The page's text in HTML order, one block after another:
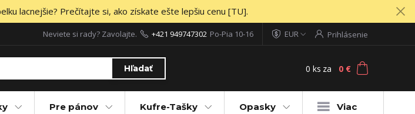
lacnejšie? Prečítajte si, ako získate ešte lepšiu cenu [TU].
EUR Prihlásenie
Hľadať
Neviete si rady? Zavolajte. +421 949747302 Po-Pia 10-16
0 ks za 0 €
Pre pánov Kufre-Tašky Opasky Viac